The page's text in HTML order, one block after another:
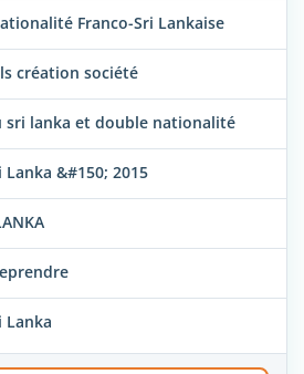
Franco-Sri Lankaise
création société
lanka et double nationalité
&#150; 2015
Lanka